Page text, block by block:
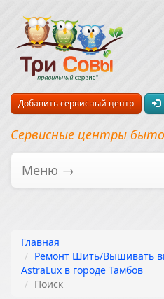
Добавить сервисный центр
Сервисные центры
Меню →
Главная
Ремонт Шить/Вышивать
AstraLux в городе Тамбов
Поиск